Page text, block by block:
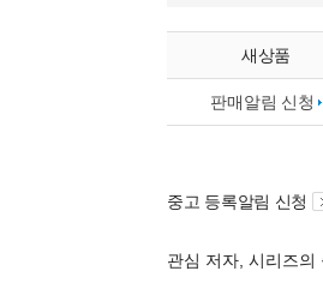
새상품
판매알림 신청
중고 등록알림 신청
관심 저자, 시리즈의